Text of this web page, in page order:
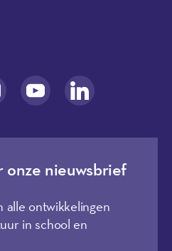
onze nieuwsbrief
alle ontwikkelingen
in school en